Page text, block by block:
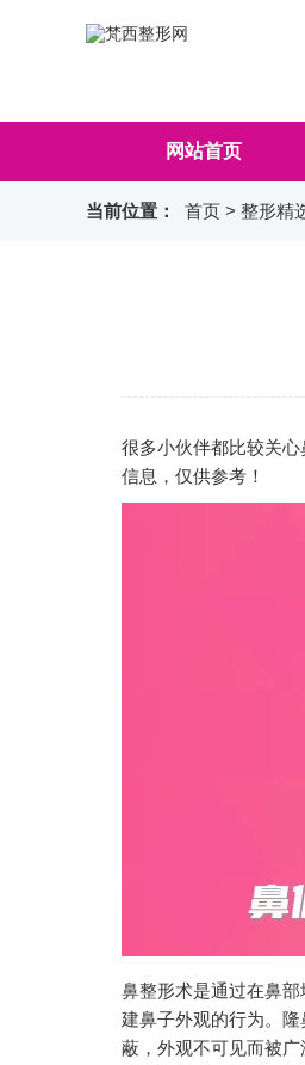
网站首页
当前位置： 首页 > 整形精
很多小伙伴都比较关
信息，仅供参考！
鼻整形术是通过在鼻
建鼻子外观的行为。
蔽，外观不可见而被